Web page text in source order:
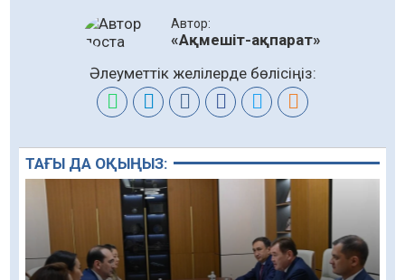
Автор:
«Ақмешіт-ақпарат»
Әлеуметтік желілерде бөлісіңіз:
ТАҒЫ ДА ОҚЫҢЫЗ: